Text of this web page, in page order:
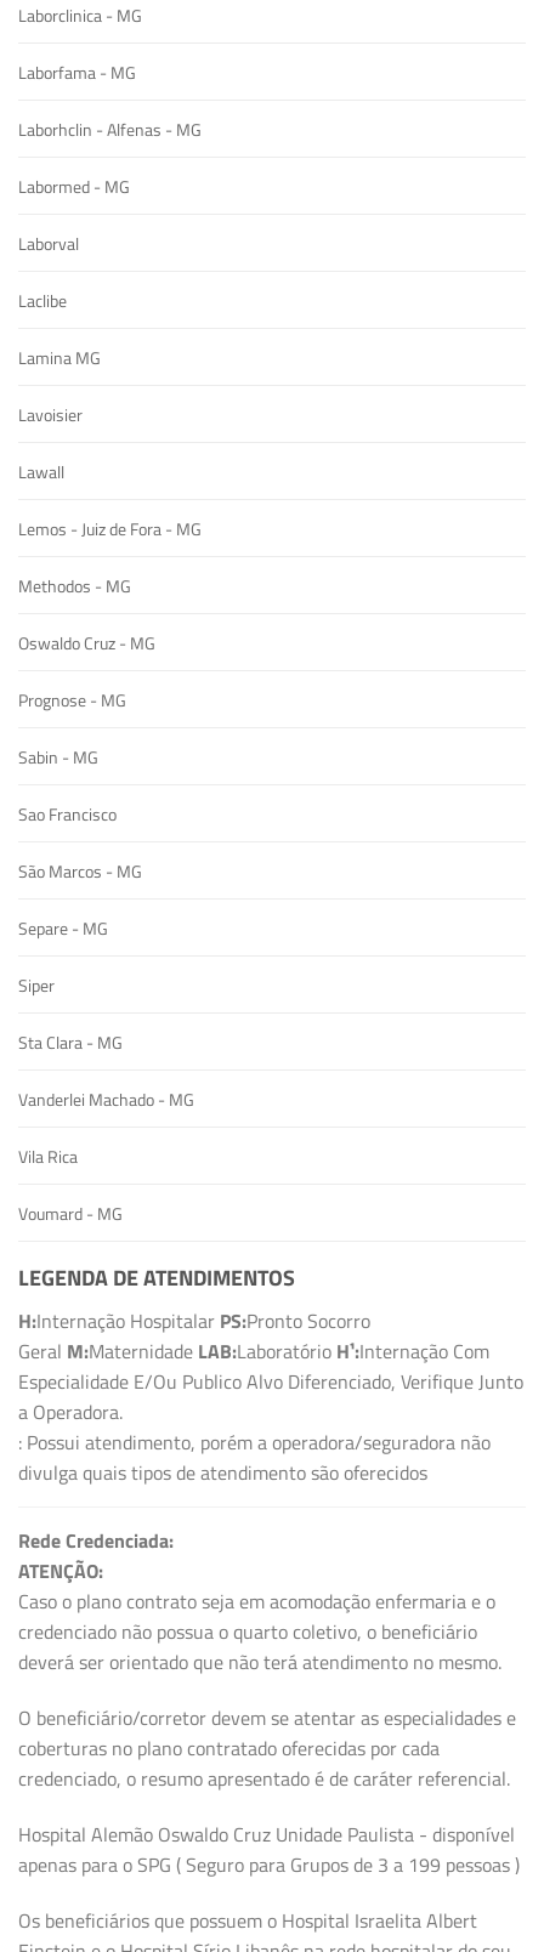
Laborclinica - MG
Laborfama - MG
Laborhclin - Alfenas - MG
Labormed - MG
Laborval
Laclibe
Lamina MG
Lavoisier
Lawall
Lemos - Juiz de Fora - MG
Methodos - MG
Oswaldo Cruz - MG
Prognose - MG
Sabin - MG
Sao Francisco
São Marcos - MG
Separe - MG
Siper
Sta Clara - MG
Vanderlei Machado - MG
Vila Rica
Voumard - MG
LEGENDA DE ATENDIMENTOS
H:Internação Hospitalar PS:Pronto Socorro
Geral M:Maternidade LAB:Laboratório H¹:Internação Com
Especialidade E/Ou Publico Alvo Diferenciado, Verifique Junto
a Operadora.
: Possui atendimento, porém a operadora/seguradora não
divulga quais tipos de atendimento são oferecidos
Rede Credenciada:
ATENÇÃO:
Caso o plano contrato seja em acomodação enfermaria e o
credenciado não possua o quarto coletivo, o beneficiário
deverá ser orientado que não terá atendimento no mesmo.
O beneficiário/corretor devem se atentar as especialidades e
coberturas no plano contratado oferecidas por cada
credenciado, o resumo apresentado é de caráter referencial.
Hospital Alemão Oswaldo Cruz Unidade Paulista - disponível
apenas para o SPG ( Seguro para Grupos de 3 a 199 pessoas )
Os beneficiários que possuem o Hospital Israelita Albert